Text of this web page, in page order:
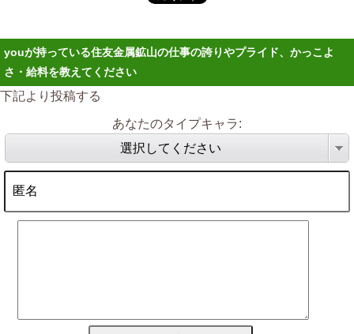
youが持っている住友金属鉱山の仕事の誇りやプライド、かっこよ
さ・給料を教えてください
下記より投稿する
あなたのタイプキャラ:
選択してください